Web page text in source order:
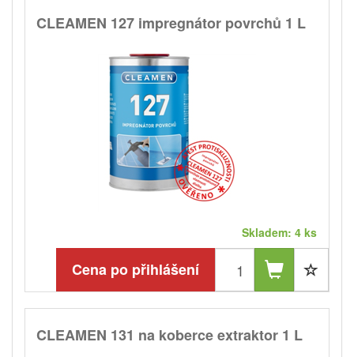
CLEAMEN 127 impregnátor povrchů 1 L
Skladem: 4 ks
Cena po přihlášení
CLEAMEN 131 na koberce extraktor 1 L